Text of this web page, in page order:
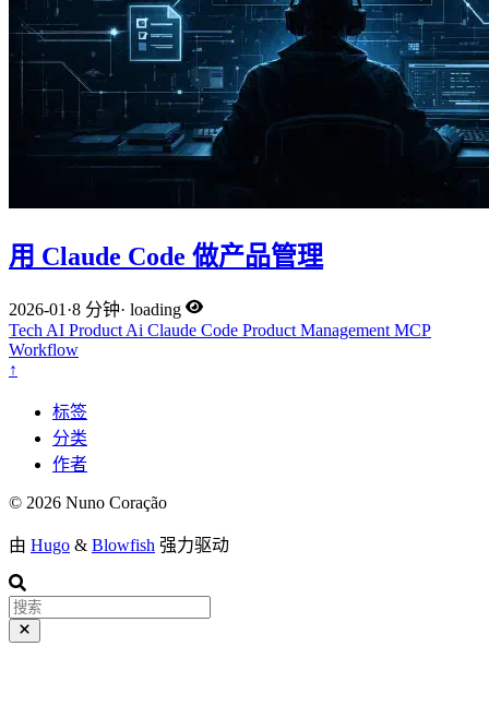
用 Claude Code 做产品管理
2026-01 ·8 分钟· loading
Tech AI Product Ai Claude Code Product Management MCP
Workflow
↑
标签
分类
作者
© 2026 Nuno Coração
由 Hugo & Blowfish 强力驱动